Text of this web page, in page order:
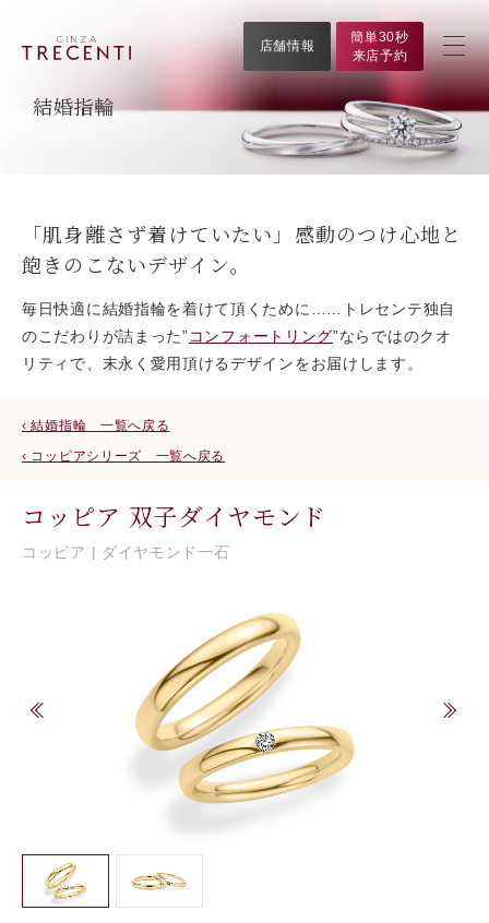
店舗情報
簡単30秒
来店予約
結婚指輪
「肌身離さず着けていたい」感動のつけ心地と
飽きのこないデザイン。
毎日快適に結婚指輪を着けて頂くために……トレセンテ独自
のこだわりが詰まった”コンフォートリング”ならではのクオ
リティで、末永く愛用頂けるデザインをお届けします。
‹ 結婚指輪 一覧へ戻る
‹ コッピアシリーズ 一覧へ戻る
コッピア 双子ダイヤモンド
コッピア | ダイヤモンド一石